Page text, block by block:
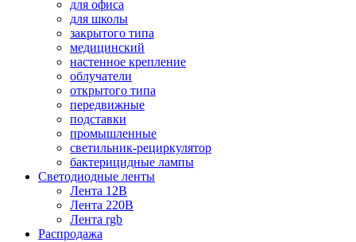
для офиса
для школы
закрытого типа
медицинский
настенное крепление
облучатели
открытого типа
передвижные
подставки
промышленные
светильник-рециркулятор
бактерицидные лампы
Светодиодные ленты
Лента 12В
Лента 220В
Лента rgb
Распродажа